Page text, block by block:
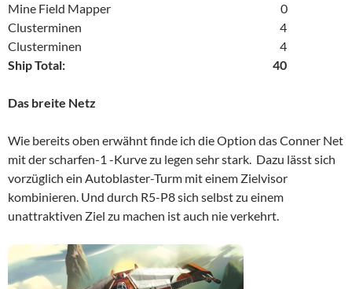
Mine Field Mapper 0
Clusterminen 4
Clusterminen 4
Ship Total: 40
Das breite Netz
Wie bereits oben erwähnt finde ich die Option das Conner Net
mit der scharfen-1 -Kurve zu legen sehr stark. Dazu lässt sich
vorzüglich ein Autoblaster-Turm mit einem Zielvisor
kombinieren. Und durch R5-P8 sich selbst zu einem
unattraktiven Ziel zu machen ist auch nie verkehrt.